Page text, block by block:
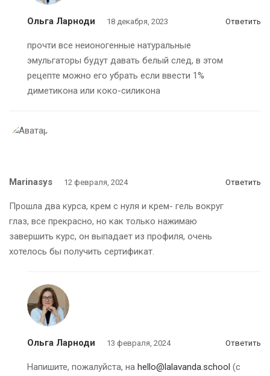
Ольга Ларноди 18 декабря, 2023 Ответить
прочти все неионогенные натуральные
эмульгаторы будут давать белый след, в этом
рецепте можно его убрать если ввести 1%
диметикона или коко-силикона
Marinasys 12 февраля, 2024 Ответить
Прошла два курса, крем с нуля и крем- гель вокруг
глаз, все прекрасно, но как только нажимаю
завершить курс, он выпадает из профиля, очень
хотелось бы получить сертификат.
Ольга Ларноди 13 февраля, 2024 Ответить
Напишите, пожалуйста, на hello@lalavanda.school (с